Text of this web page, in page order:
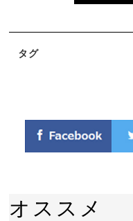
タグ
オススメ